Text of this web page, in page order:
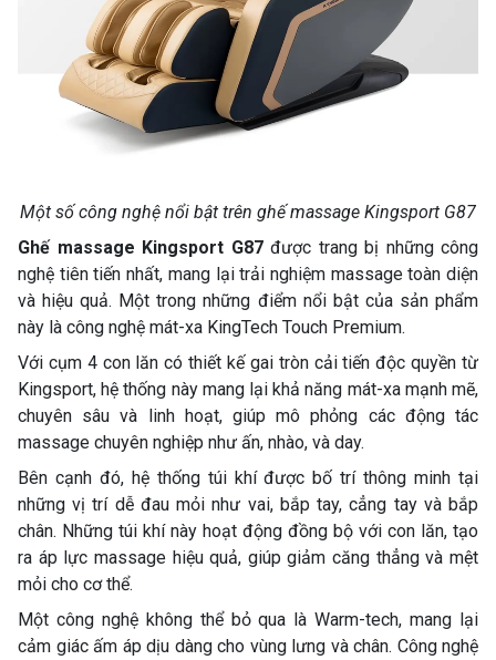
Một số công nghệ nổi bật trên ghế massage Kingsport G87
Ghế massage Kingsport G87 được trang bị những công
nghệ tiên tiến nhất, mang lại trải nghiệm massage toàn diện
và hiệu quả. Một trong những điểm nổi bật của sản phẩm
này là công nghệ mát-xa KingTech Touch Premium.
Với cụm 4 con lăn có thiết kế gai tròn cải tiến độc quyền từ
Kingsport, hệ thống này mang lại khả năng mát-xa mạnh mẽ,
chuyên sâu và linh hoạt, giúp mô phỏng các động tác
massage chuyên nghiệp như ấn, nhào, và day.
Bên cạnh đó, hệ thống túi khí được bố trí thông minh tại
những vị trí dễ đau mỏi như vai, bắp tay, cẳng tay và bắp
chân. Những túi khí này hoạt động đồng bộ với con lăn, tạo
ra áp lực massage hiệu quả, giúp giảm căng thẳng và mệt
mỏi cho cơ thể.
Một công nghệ không thể bỏ qua là Warm-tech, mang lại
cảm giác ấm áp dịu dàng cho vùng lưng và chân. Công nghệ